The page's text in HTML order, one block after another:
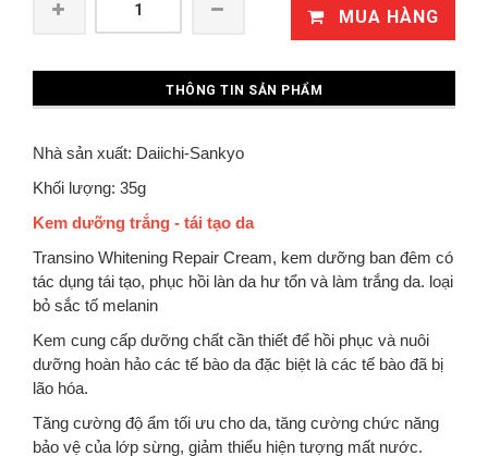
MUA HÀNG
THÔNG TIN SẢN PHẨM
Nhà sản xuất: Daiichi-Sankyo
Khối lượng: 35g
Kem dưỡng trắng - tái tạo da
Transino Whitening Repair Cream, kem dưỡng ban đêm có
tác dụng tái tạo, phục hồi làn da hư tổn và làm trắng da. loại
bỏ sắc tố melanin
Kem cung cấp dưỡng chất cần thiết để hồi phục và nuôi
dưỡng hoàn hảo các tế bào da đặc biệt là các tế bào đã bị
lão hóa.
Tăng cường độ ẩm tối ưu cho da, tăng cường chức năng
bảo vệ của lớp sừng, giảm thiểu hiện tượng mất nước.